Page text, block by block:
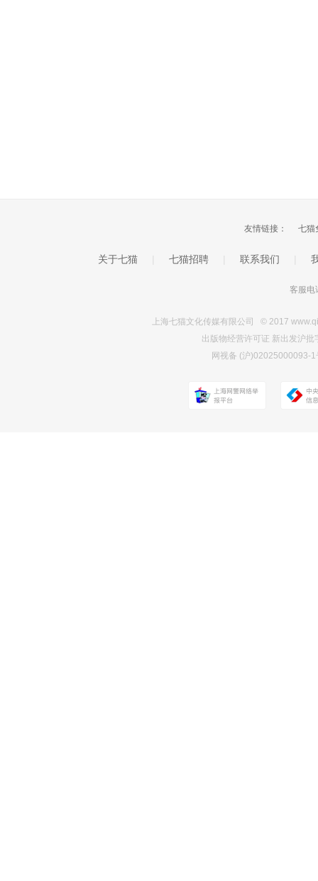
友情链接： 七猫
关于七猫 七猫招聘 联系我们
客服电
上海七猫文化传媒有限公司 © 2017
出版物经营许可证 新出发沪
网视备 (沪)02025000093-